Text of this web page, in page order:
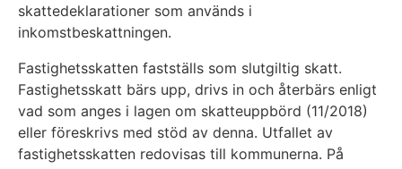
skattedeklarationer som används i
inkomstbeskattningen.
Fastighetsskatten fastställs som slutgiltig skatt.
Fastighetsskatt bärs upp, drivs in och återbärs enligt
vad som anges i lagen om skatteuppbörd (11/2018)
eller föreskrivs med stöd av denna. Utfallet av
fastighetsskatten redovisas till kommunerna. På